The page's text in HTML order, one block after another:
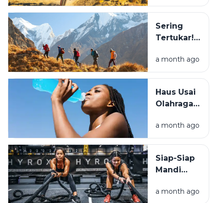
Beli: Mana
Cocok
Buat
Sering
Tertukar!
Perbedaan
Hiking dan
yang
Wajib
a month ago
Haus Usai
Olahraga?
Beda Air
Biasa dan
Elektrolit
a month ago
Siap-Siap
Mandi
Ini Alasan
a month ago